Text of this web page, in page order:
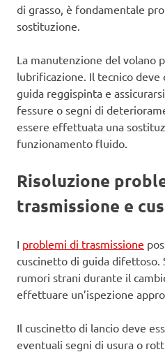
di grasso, è fondamentale
sostituzione.
La manutenzione del volano
lubrificazione. Il tecnico
guida reggispinta e
fessure o segni di
essere effettuata una
funzionamento fluido.
Risoluzione
trasmissione e
I problemi di trasmissione
cuscinetto di guida difettoso.
rumori strani durante il
effettuare un’ispezione
Il cuscinetto di lancio deve
eventuali segni di usura o